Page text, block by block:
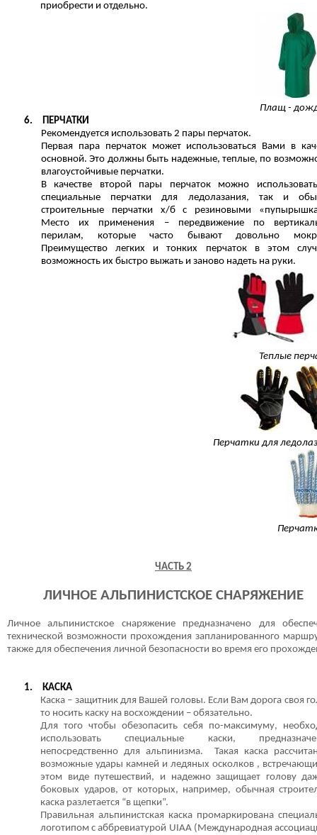
приобрести и отдельно.
Плащ -
6.
ПЕРЧАТКИ
Рекомендуется использовать 2 пары перчаток.
Первая пара перчаток может использоваться Вами в
основной. Это должны быть надежные, теплые, по
влагоустойчивые перчатки.
В качестве второй пары перчаток можно
специальные перчатки для ледолазания, так и
строительные перчатки х/б с резиновыми
Место их применения – передвижение по
перилам, которые часто бывают довольно
Преимущество легких и тонких перчаток в этом
возможность их быстро выжать и заново надеть на руки.
Теплые
Перчатки для
ЧАСТЬ 2
ЛИЧНОЕ АЛЬПИНИСТСКОЕ СНАРЯЖЕНИЕ
Личное альпинистское снаряжение предназначено для
технической возможности прохождения запланированного
также для обеспечения личной безопасности во время его
1.
КАСКА
Каска – защитник для Вашей головы. Если Вам дорога своя
то носить каску на восхождении – обязательно.
Для того чтобы обезопасить себя по-максимуму,
использовать специальные каски,
непосредственно для альпинизма. Такая каска
возможные удары камней и ледяных осколков ,
этом виде путешествий, и надежно защищает голову
боковых ударов, от которых, например, обычная
каска разлетается “в щепки”.
Правильная альпинистская каска промаркирована
логотипом с аббревиатурой UIAA (Международная